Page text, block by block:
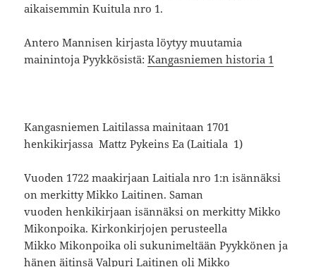
aikaisemmin Kuitula nro 1.
Antero Mannisen kirjasta löytyy muutamia
mainintoja Pyykkösistä:Kangasniemen historia 1
Kangasniemen Laitilassa mainitaan 1701
henkikirjassa Mattz Pykeins Ea (Laitiala 1)
Vuoden 1722 maakirjaan Laitiala nro 1:n isännäksi
on merkitty Mikko Laitinen. Saman
vuoden henkikirjaan isännäksi on merkitty Mikko
Mikonpoika. Kirkonkirjojen perusteella
Mikko Mikonpoika oli sukunimeltään Pyykkönen ja
hänen äitinsä Valpuri Laitinen oli Mikko